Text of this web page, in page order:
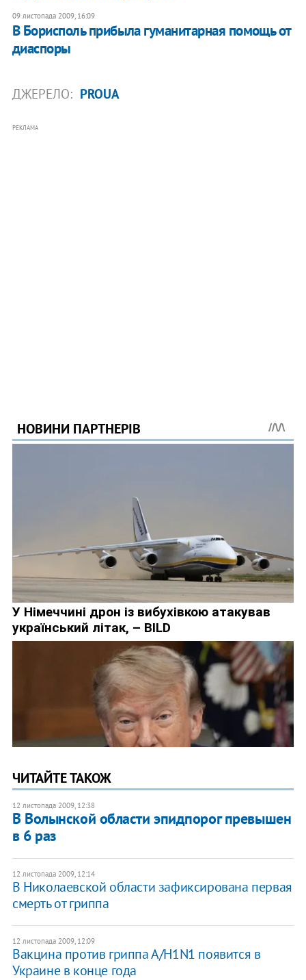
09 листопада 2009, 16:09
В Борисполь прибыла гуманитарная помощь от
диаспоры
ДЖЕРЕЛО: PROUA
РЕКЛАМА
ЧИТАЙТЕ ТАКОЖ
12 листопада 2009, 12:38
В Волынской области эпидпорог превышен
в 6 раз
12 листопада 2009, 12:14
В Николаевской области зафиксирована первая
смерть от гриппа
12 листопада 2009, 12:09
Вакцина против гриппа А/Н1N1 появится в
Украине в конце года